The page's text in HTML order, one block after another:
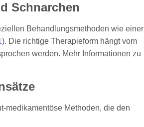
Schnarchen
Behandlungsmethoden wie einer
). Die richtige Therapieform hängt vom
werden. Mehr Informationen zu
medikamentöse Methoden, die den